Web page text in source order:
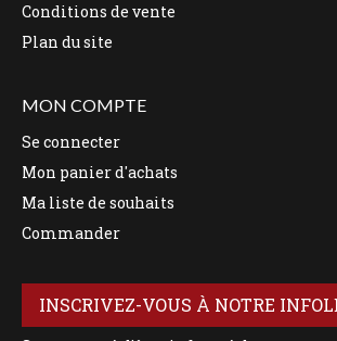
Conditions de vente
Plan du site
MON COMPTE
Se connecter
Mon panier d'achats
Ma liste de souhaits
Commander
INSCRIVEZ-VOUS À NOTRE